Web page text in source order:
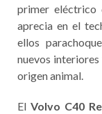
primer eléctrico
aprecia en el
ellos
nuevos
origen animal.
El Volvo C40